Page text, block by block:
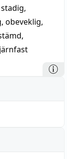
stadig,
, obeveklig,
,
järnfast